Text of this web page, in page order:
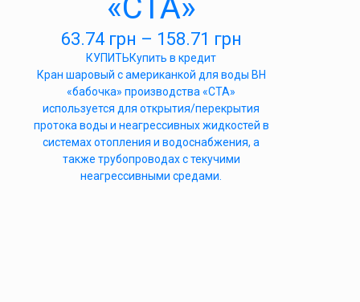
«СТА»
63.74 грн – 158.71 грн
КУПИТЬКупить в кредит
Кран шаровый с американкой для воды ВН
«бабочка» производства «СТА»
используется для открытия/перекрытия
протока воды и неагрессивных жидкостей в
системах отопления и водоснабжения, а
также трубопроводах с текучими
неагрессивными средами.